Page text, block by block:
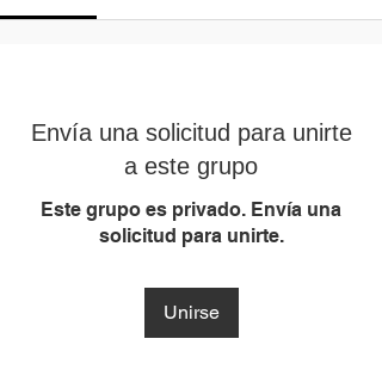
Envía una solicitud para unirte
a este grupo
Este grupo es privado. Envía una
solicitud para unirte.
Unirse